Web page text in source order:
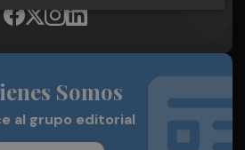
Somos
al grupo editorial